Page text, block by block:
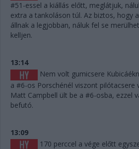
#51-essel a kiállás előtt, meglátjuk,
extra a tankoláson túl. Az biztos, hogy
állnak a legjobban, náluk fel se
kelljen.
13:14
Nem volt gumicsere
a #6-os Porschénél viszont pilótacsere
Matt Campbell ült be a #6-osba, ezzel
befutó.
13:09
170 perccel a vége előtt